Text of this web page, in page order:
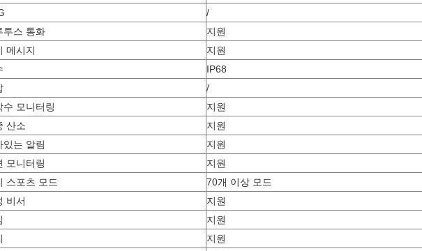
/
투스 통화
지원
메시지
지원
IP68
/
수 모니터링
지원
산소
지원
있는 알림
지원
모니터링
지원
스포츠 모드
70개 이상 모드
비서
지원
지원
지원